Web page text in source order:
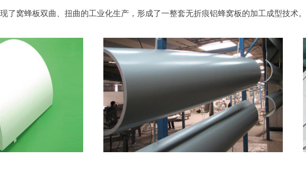
了窝蜂板双曲、扭曲的工业化生产，形成了一整套无折痕铝蜂窝板的加工成型技术。